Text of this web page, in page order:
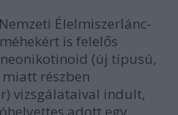
Élelmiszerlánc-
is felelős
neonikotinoid (új típusú,
miatt részben
vizsgálataival indult,
adott egy